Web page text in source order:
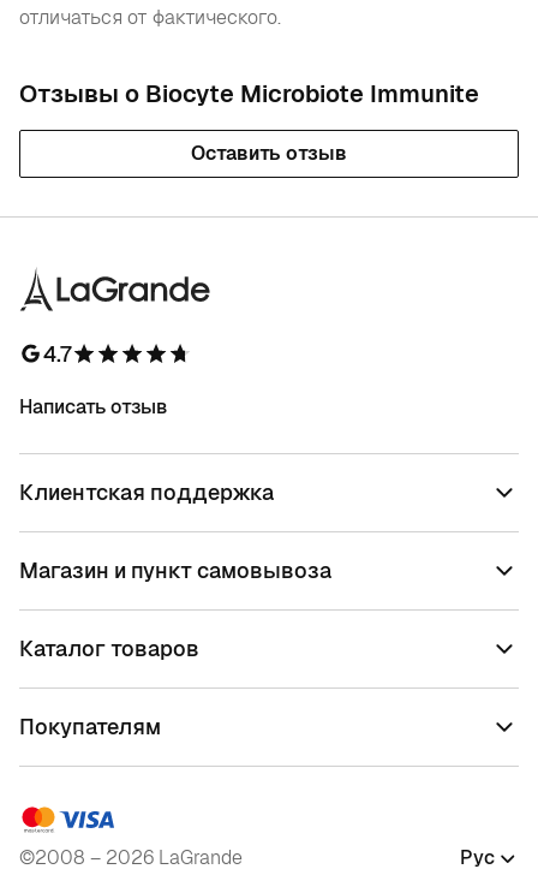
отличаться от фактического.
Отзывы о Biocyte Microbiote Immunite
Оставить отзыв
4.7
Написать отзыв
Клиентская поддержка
Магазин и пункт самовывоза
Каталог товаров
Покупателям
©2008 – 2026 LaGrande Рус